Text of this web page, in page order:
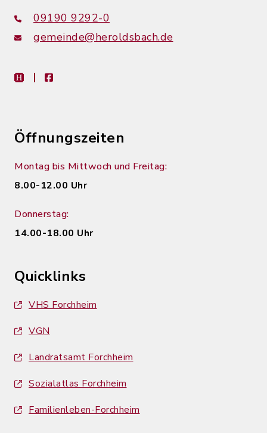
09190 9292-0
gemeinde@heroldsbach.de
heimat-infofacebook
Öffnungszeiten
Montag bis Mittwoch und Freitag:
8.00-12.00 Uhr
Donnerstag:
14.00-18.00 Uhr
Quicklinks
VHS Forchheim
VGN
Landratsamt Forchheim
Sozialatlas Forchheim
Familienleben-Forchheim